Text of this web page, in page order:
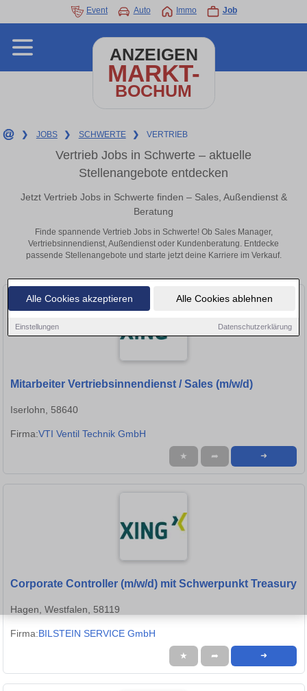
Alle Cookies akzeptieren Alle Cookies ablehnen
Einstellungen Datenschutzerklärung
Event Auto Immo Job
ANZEIGEN
MARKT-
BOCHUM
❯ JOBS ❯ SCHWERTE ❯ VERTRIEB
Vertrieb Jobs in Schwerte – aktuelle
Stellenangebote entdecken
Jetzt Vertrieb Jobs in Schwerte finden – Sales, Außendienst &
Beratung
Finde spannende Vertrieb Jobs in Schwerte! Ob Sales Manager,
Vertriebsinnendienst, Außendienst oder Kundenberatung. Entdecke
passende Stellenangebote und starte jetzt deine Karriere im Verkauf.
Mitarbeiter Vertriebsinnendienst / Sales (m/w/d)
Iserlohn, 58640
Firma:VTI Ventil Technik GmbH
★ ➦ ➜
Corporate Controller (m/w/d) mit Schwerpunkt Treasury
Hagen, Westfalen, 58119
Firma:BILSTEIN SERVICE GmbH
★ ➦ ➜